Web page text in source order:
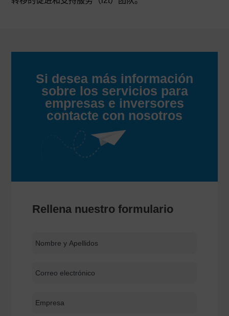
Si desea más información
sobre los servicios para
empresas e inversores
contacte con nosotros
Rellena nuestro formulario